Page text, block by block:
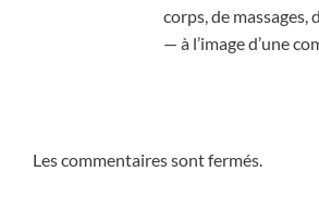
corps, de
— à l’image d’une
Les commentaires sont fermés.